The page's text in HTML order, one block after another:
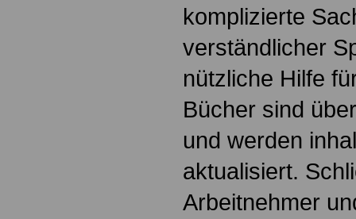
komplizierte
verständlicher
nützliche Hilfe
Bücher sind
und werden
aktualisiert.
Arbeitnehmer